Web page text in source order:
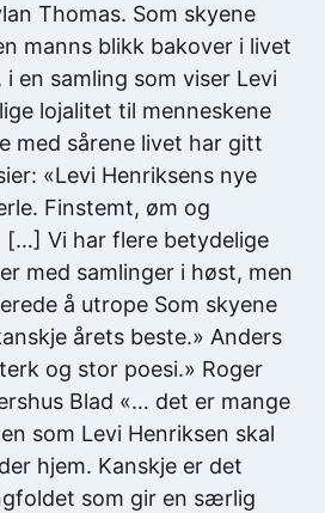
Thomas. Som skyene
manns blikk bakover i livet
en samling som viser Levi
lojalitet til menneskene
med sårene livet har gitt
«Levi Henriksens nye
Finstemt, øm og
[…] Vi har flere betydelige
med samlinger i høst, men
å utrope Som skyene
årets beste.» Anders
og stor poesi.» Roger
Blad «… det er mange
som Levi Henriksen skal
hjem. Kanskje er det
som gir en særlig